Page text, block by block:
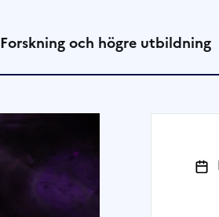
Forskning och högre utbildning